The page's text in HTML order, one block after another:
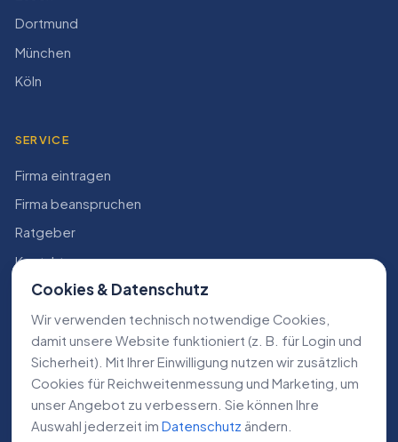
Dortmund
München
Köln
SERVICE
Firma eintragen
Firma beanspruchen
Ratgeber
Kontakt
Konto
RECHTLICHES
Impressum
Datenschutz
AGB
Cookies & Datenschutz
Wir verwenden technisch notwendige Cookies,
damit unsere Website funktioniert (z. B. für Login und
Sicherheit). Mit Ihrer Einwilligung nutzen wir zusätzlich
Cookies für Reichweiten­messung und Marketing, um
unser Angebot zu verbessern. Sie können Ihre
Auswahl jederzeit im Datenschutz ändern.